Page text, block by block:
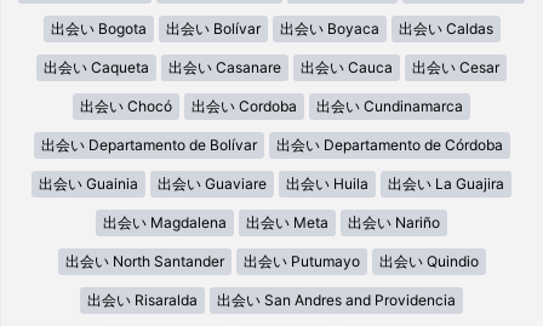
出会い Bogota 出会い Bolívar 出会い Boyaca 出会い Caldas
出会い Caqueta 出会い Casanare 出会い Cauca 出会い Cesar
出会い Chocó 出会い Cordoba 出会い Cundinamarca
出会い Departamento de Bolívar 出会い Departamento de Córdoba
出会い Guainia 出会い Guaviare 出会い Huila 出会い La Guajira
出会い Magdalena 出会い Meta 出会い Nariño
出会い North Santander 出会い Putumayo 出会い Quindio
出会い Risaralda 出会い San Andres and Providencia